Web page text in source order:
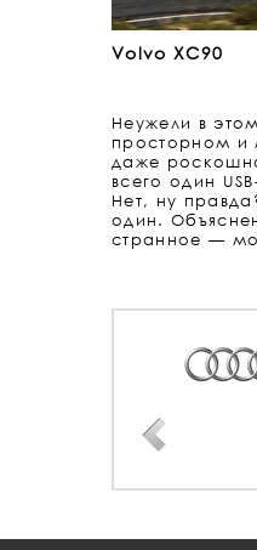
Volvo XC90
Неужели в этом
просторном и
даже
всего один
Нет, ну
один.
странное —